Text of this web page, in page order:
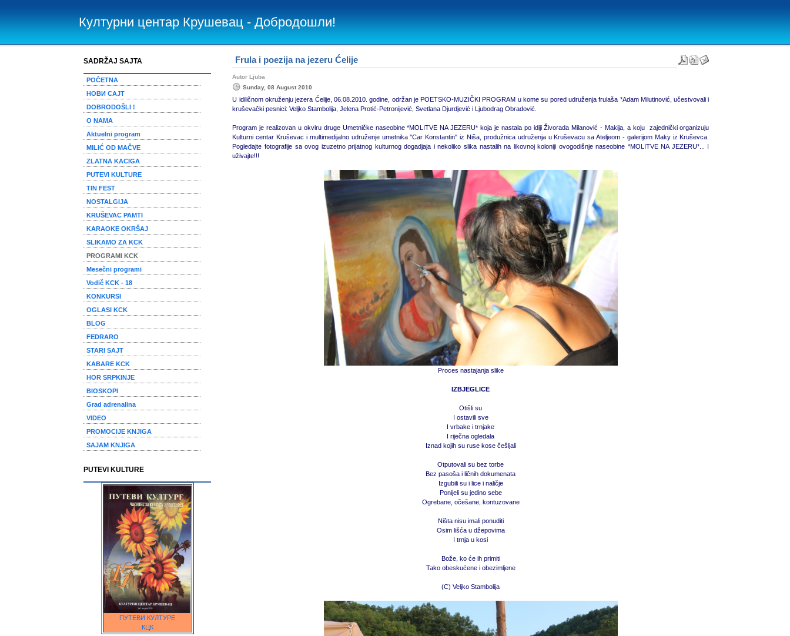
Културни центар Крушевац - Добродошли!
SADRŽAJ SAJTA
POČETNA
НОВИ САЈТ
DOBRODOŠLI !
O NAMA
Aktuelni program
MILIĆ OD MAČVE
ZLATNA KACIGA
PUTEVI KULTURE
TIN FEST
NOSTALGIJA
KRUŠEVAC PAMTI
KARAOKE OKRŠAJ
SLIKAMO ZA KCK
PROGRAMI KCK
Mesečni programi
Vodič KCK - 18
KONKURSI
OGLASI KCK
BLOG
FEDRARO
STARI SAJT
KABARE KCK
HOR SRPKINJE
BIOSKOPI
Grad adrenalina
VIDEO
PROMOCIJE KNJIGA
SAJAM KNJIGA
PUTEVI KULTURE
ПУТЕВИ КУЛТУРЕ
КЦК
Frula i poezija na jezeru Ćelije
Autor Ljuba
Sunday, 08 August 2010
U idiličnom okruženju jezera Ćelije, 06.08.2010. godine, održan je POETSKO-MUZIČKI PROGRAM u kome su pored udruženja frulaša *Adam Milutinović, učestvovali i
kruševački pesnici: Veljko Stambolija, Jelena Protić-Petronijević, Svetlana Djurdjević i Ljubodrag Obradović.
Program je realizovan u okviru druge Umetničke naseobine *MOLITVE NA JEZERU* koja je nastala po idiji Živorada Milanović - Makija, a koju zajednički organizuju
Kulturni centar Kruševac i multimedijalno udruženje umetnika ''Car Konstantin'' iz Niša, produžnica udruženja u Kruševacu sa Ateljeom - galerijom Maky iz Kruševca.
Pogledajte fotografije sa ovog izuzetno prijatnog kulturnog dogadjaja i nekoliko slika nastalih na likovnoj koloniji ovogodišnje naseobine *MOLITVE NA JEZERU*... I
uživajte!!!
Proces nastajanja slike
IZBJEGLICE
Otišli su
I ostavili sve
I vrbake i trnjake
I riječna ogledala
Iznad kojih su ruse kose češljali
Otputovali su bez torbe
Bez pasoša i ličnih dokumenata
Izgubili su i lice i naličje
Ponijeli su jedino sebe
Ogrebane, očešane, kontuzovane
Ništa nisu imali ponuditi
Osim lišća u džepovima
I trnja u kosi
Bože, ko će ih primiti
Tako obeskućene i obezimljene
(C) Veljko Stambolija